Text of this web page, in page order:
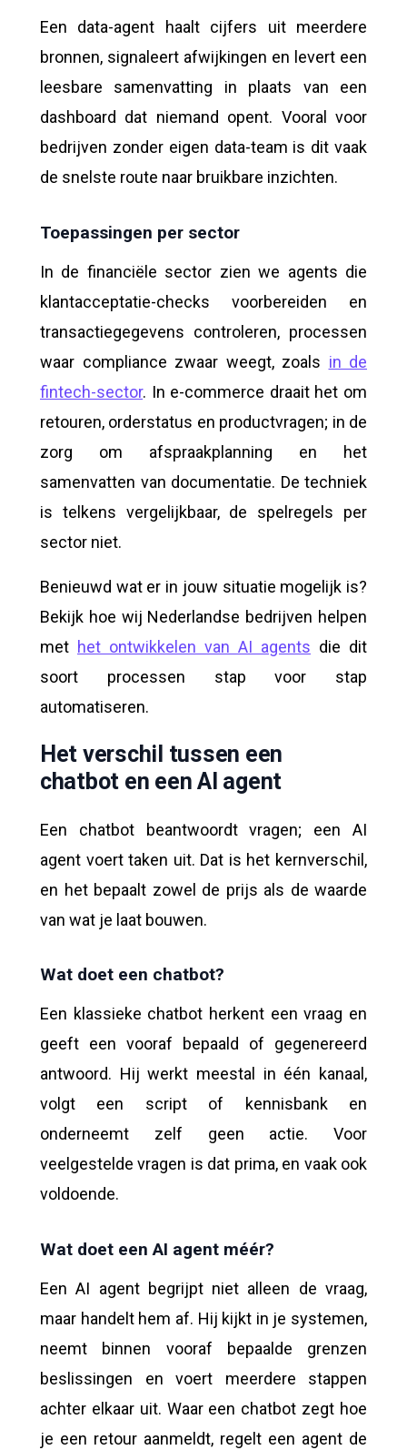
Een data-agent haalt cijfers uit meerdere
bronnen, signaleert afwijkingen en levert een
leesbare samenvatting in plaats van een
dashboard dat niemand opent. Vooral voor
bedrijven zonder eigen data-team is dit vaak
de snelste route naar bruikbare inzichten.
Toepassingen per sector
In de financiële sector zien we agents die
klantacceptatie-checks voorbereiden en
transactiegegevens controleren, processen
waar compliance zwaar weegt, zoals in de
fintech-sector. In e-commerce draait het om
retouren, orderstatus en productvragen; in de
zorg om afspraakplanning en het
samenvatten van documentatie. De techniek
is telkens vergelijkbaar, de spelregels per
sector niet.
Benieuwd wat er in jouw situatie mogelijk is?
Bekijk hoe wij Nederlandse bedrijven helpen
met het ontwikkelen van AI agents die dit
soort processen stap voor stap
automatiseren.
Het verschil tussen een
chatbot en een AI agent
Een chatbot beantwoordt vragen; een AI
agent voert taken uit. Dat is het kernverschil,
en het bepaalt zowel de prijs als de waarde
van wat je laat bouwen.
Wat doet een chatbot?
Een klassieke chatbot herkent een vraag en
geeft een vooraf bepaald of gegenereerd
antwoord. Hij werkt meestal in één kanaal,
volgt een script of kennisbank en
onderneemt zelf geen actie. Voor
veelgestelde vragen is dat prima, en vaak ook
voldoende.
Wat doet een AI agent méér?
Een AI agent begrijpt niet alleen de vraag,
maar handelt hem af. Hij kijkt in je systemen,
neemt binnen vooraf bepaalde grenzen
beslissingen en voert meerdere stappen
achter elkaar uit. Waar een chatbot zegt hoe
je een retour aanmeldt, regelt een agent de